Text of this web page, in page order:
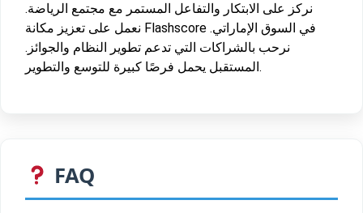
نركز على الابتكار والتفاعل المستمر مع مجتمع الرياضة.
نعمل على تعزيز مكانة Flashscore في السوق الإماراتي.
نرحب بالشراكات التي تدعم تطوير النظام والجوائز.
المستقبل يحمل فرصًا كبيرة للتوسع والتطوير.
FAQ